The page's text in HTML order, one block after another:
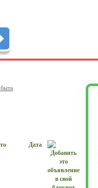
Дата